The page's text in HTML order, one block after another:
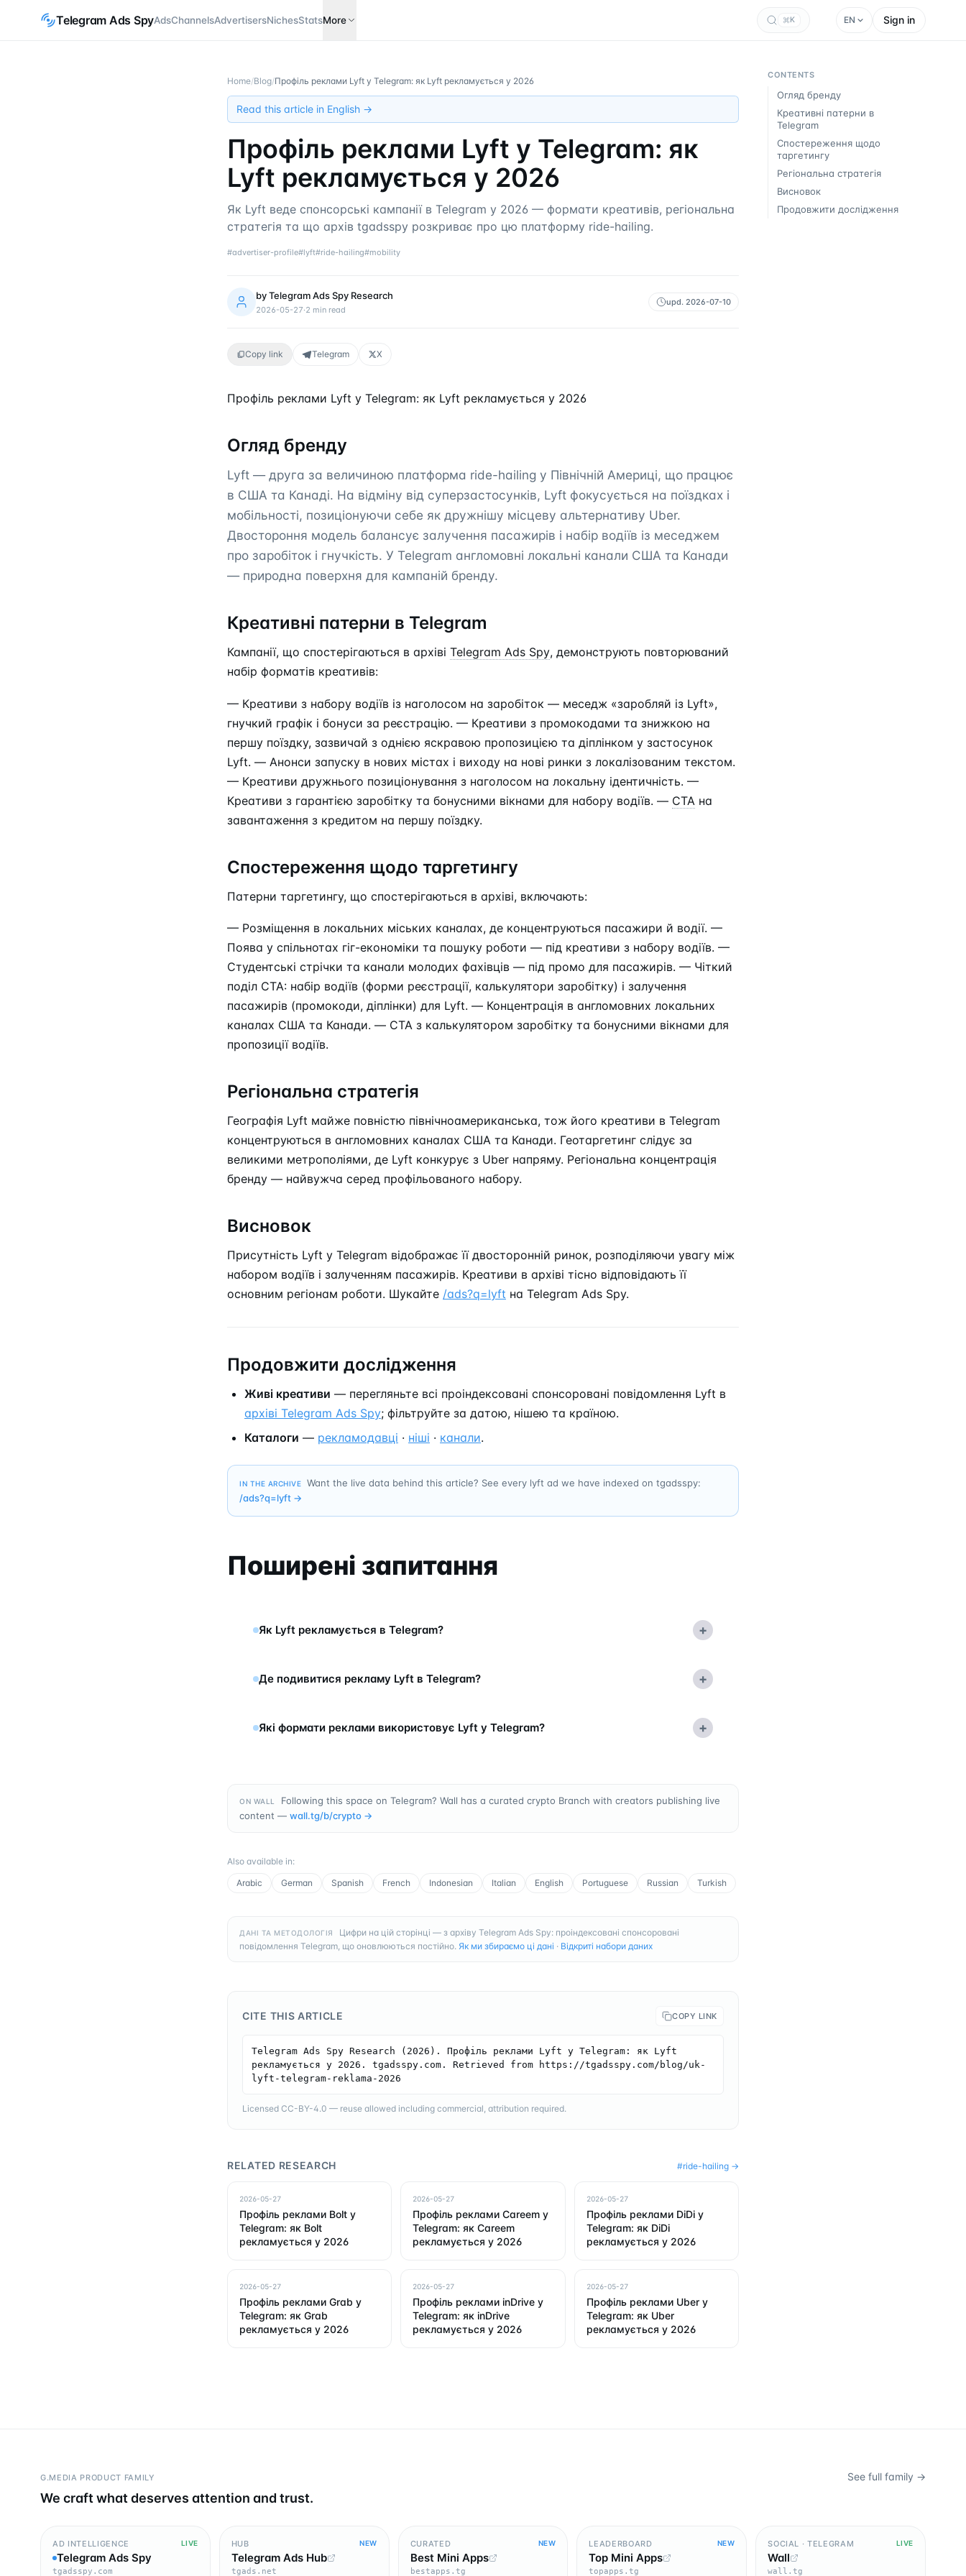
Telegram Ads SpyAdsChannelsAdvertisersNichesStatsMore K EN Sign in
Home/Blog/Профіль реклами Lyft у Telegram: як Lyft рекламується у 2026
Read this article in English →
Профіль реклами Lyft у Telegram: як
Lyft рекламується у 2026
Як Lyft веде спонсорські кампанії в Telegram у 2026 — формати креативів, регіональна
стратегія та що архів tgadsspy розкриває про цю платформу ride-hailing.
#advertiser-profile#lyft#ride-hailing#mobility
byTelegram Ads Spy Research
2026-05-27·2 min read
upd. 2026-07-10
Copy link Telegram X
Профіль реклами Lyft у Telegram: як Lyft рекламується у 2026
Огляд бренду
Lyft — друга за величиною платформа ride-hailing у Північній Америці, що працює
в США та Канаді. На відміну від суперзастосунків, Lyft фокусується на поїздках і
мобільності, позиціонуючи себе як дружнішу місцеву альтернативу Uber.
Двостороння модель балансує залучення пасажирів і набір водіїв із меседжем
про заробіток і гнучкість. У Telegram англомовні локальні канали США та Канади
— природна поверхня для кампаній бренду.
Креативні патерни в Telegram
Кампанії, що спостерігаються в архіві Telegram Ads Spy, демонструють повторюваний
набір форматів креативів:
— Креативи з набору водіїв із наголосом на заробіток — меседж «заробляй із Lyft»,
гнучкий графік і бонуси за реєстрацію. — Креативи з промокодами та знижкою на
першу поїздку, зазвичай з однією яскравою пропозицією та діплінком у застосунок
Lyft. — Анонси запуску в нових містах і виходу на нові ринки з локалізованим текстом.
— Креативи дружнього позиціонування з наголосом на локальну ідентичність. —
Креативи з гарантією заробітку та бонусними вікнами для набору водіїв. — CTA на
завантаження з кредитом на першу поїздку.
Спостереження щодо таргетингу
Патерни таргетингу, що спостерігаються в архіві, включають:
— Розміщення в локальних міських каналах, де концентруються пасажири й водії. —
Поява у спільнотах гіг-економіки та пошуку роботи — під креативи з набору водіїв. —
Студентські стрічки та канали молодих фахівців — під промо для пасажирів. — Чіткий
поділ CTA: набір водіїв (форми реєстрації, калькулятори заробітку) і залучення
пасажирів (промокоди, діплінки) для Lyft. — Концентрація в англомовних локальних
каналах США та Канади. — CTA з калькулятором заробітку та бонусними вікнами для
пропозиції водіїв.
Регіональна стратегія
Географія Lyft майже повністю північноамериканська, тож його креативи в Telegram
концентруються в англомовних каналах США та Канади. Геотаргетинг слідує за
великими метрополіями, де Lyft конкурує з Uber напряму. Регіональна концентрація
бренду — найвужча серед профільованого набору.
Висновок
Присутність Lyft у Telegram відображає її двосторонній ринок, розподіляючи увагу між
набором водіїв і залученням пасажирів. Креативи в архіві тісно відповідають її
основним регіонам роботи. Шукайте /ads?q=lyft на Telegram Ads Spy.
Продовжити дослідження
Живі креативи — перегляньте всі проіндексовані спонсоровані повідомлення Lyft в
архіві Telegram Ads Spy; фільтруйте за датою, нішею та країною.
Каталоги — рекламодавці · ніші · канали.
IN THE ARCHIVE
Want the live data behind this article? See every lyft ad we have indexed on tgadsspy:
/ads?q=lyft →
Поширені запитання
Як Lyft рекламується в Telegram? +
Де подивитися рекламу Lyft в Telegram? +
Які формати реклами використовує Lyft у Telegram? +
ON WALL
Following this space on Telegram? Wall has a curated crypto Branch with creators publishing live
content — wall.tg/b/crypto →
Also available in:
Arabic
German Spanish French Indonesian Italian English Portuguese Russian Turkish
ДАНІ ТА МЕТОДОЛОГІЯ
Цифри на цій сторінці — з архіву Telegram Ads Spy: проіндексовані спонсоровані
повідомлення Telegram, що оновлюються постійно. Як ми збираємо ці дані · Відкриті набори даних
CITE THIS ARTICLE COPY LINK
Telegram Ads Spy Research (2026). Профіль реклами Lyft у Telegram: як Lyft
рекламується у 2026. tgadsspy.com. Retrieved from https://tgadsspy.com/blog/uk-
lyft-telegram-reklama-2026
Licensed CC-BY-4.0 — reuse allowed including commercial, attribution required.
RELATED RESEARCH #ride-hailing →
2026-05-27
Профіль реклами Bolt у
Telegram: як Bolt
рекламується у 2026
2026-05-27
Профіль реклами Careem у
Telegram: як Careem
рекламується у 2026
2026-05-27
Профіль реклами DiDi у
Telegram: як DiDi
рекламується у 2026
2026-05-27
Профіль реклами Grab у
Telegram: як Grab
рекламується у 2026
2026-05-27
Профіль реклами inDrive у
Telegram: як inDrive
рекламується у 2026
2026-05-27
Профіль реклами Uber у
Telegram: як Uber
рекламується у 2026
CONTENTS
Огляд бренду
Креативні патерни в
Telegram
Спостереження щодо
таргетингу
Регіональна стратегія
Висновок
Продовжити дослідження
G.MEDIA PRODUCT FAMILY
We craft what deserves attention and trust.
See full family →
AD INTELLIGENCE LIVE
Telegram Ads Spy
tgadsspy.com
HUB NEW
Telegram Ads Hub
tgads.net
CURATED NEW
Best Mini Apps
bestapps.tg
LEADERBOARD NEW
Top Mini Apps
topapps.tg
SOCIAL · TELEGRAM LIVE
Wall
wall.tg